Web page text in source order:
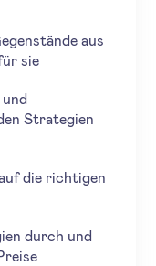
aus
sie
Strategien
die richtigen
durch und